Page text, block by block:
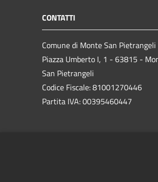
CONTATTI
Comune di Monte San Pietrangeli
Piazza Umberto I, 1 - 63815 -
San Pietrangeli
Codice Fiscale: 81001270446
Partita IVA: 00395460447